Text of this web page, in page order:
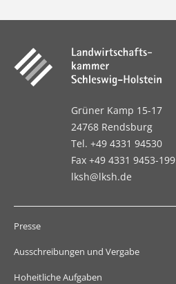
Grüner Kamp 15-17
24768 Rendsburg
Tel. +49 4331 94530
Fax +49 4331 9453-199
lksh@lksh.de
Presse
Ausschreibungen und Vergabe
Hoheitliche Aufgaben